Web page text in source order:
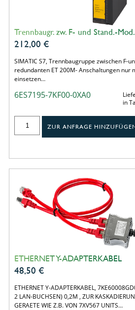
Trennbaugr. zw. F- und Stand.-Mod.
212,00 €
SIMATIC S7, Trennbaugruppe zwischen F-
redundanten ET 200M- Anschaltungen nur
einsetzen…
6ES7195-7KF00-0XA0
in
ZUR ANFRAGE
ETHERNET Y-ADAPTERKABEL
48,50 €
ETHERNET Y-ADAPTERKABEL,
2 LAN-BUCHSEN) 0,2M , ZUR
GERAETE WIE Z.B. VON 7XV567 UNITS…